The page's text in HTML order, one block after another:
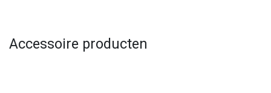
Accessoire producten